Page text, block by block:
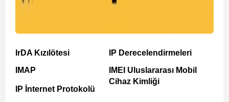
IrDA Kızılötesi
IMAP
IP İnternet Protokolü
IP Derecelendirmeleri
IMEI Uluslararası Mobil
Cihaz Kimliği